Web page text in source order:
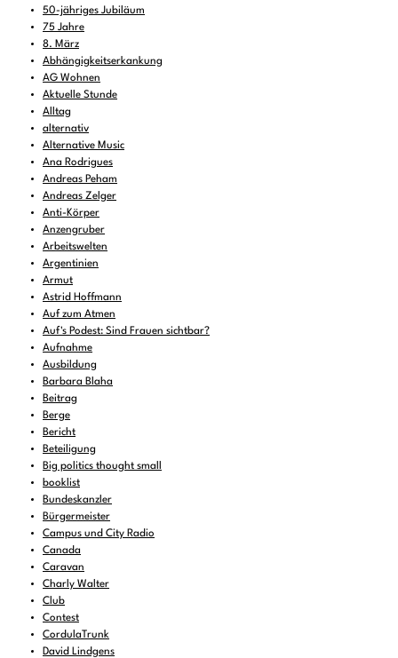
50-jähriges Jubiläum
75 Jahre
8. März
Abhängigkeitserkankung
AG Wohnen
Aktuelle Stunde
Alltag
alternativ
Alternative Music
Ana Rodrigues
Andreas Peham
Andreas Zelger
Anti-Körper
Anzengruber
Arbeitswelten
Argentinien
Armut
Astrid Hoffmann
Auf zum Atmen
Auf's Podest: Sind Frauen sichtbar?
Aufnahme
Ausbildung
Barbara Blaha
Beitrag
Berge
Bericht
Beteiligung
Big politics thought small
booklist
Bundeskanzler
Bürgermeister
Campus und City Radio
Canada
Caravan
Charly Walter
Club
Contest
CordulaTrunk
David Lindgens